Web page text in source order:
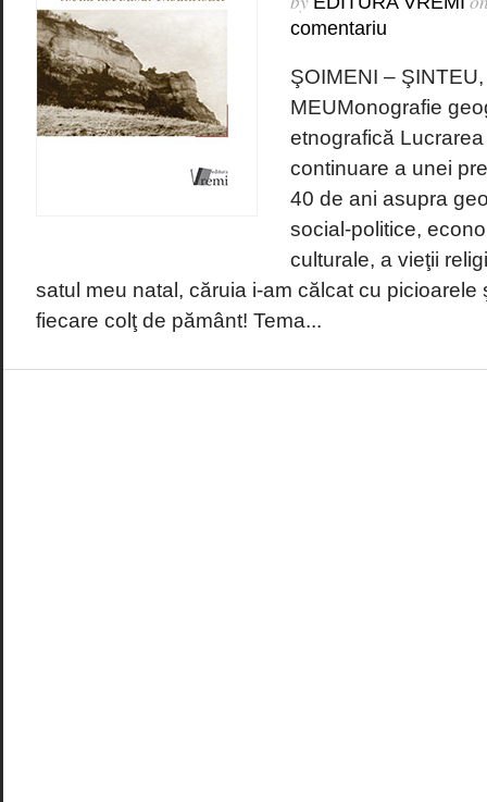
comentariu
ŞOIMENI –
MEUMonografie
etnografică
continuare a unei
40 de ani asupra
social-politice,
culturale, a vieţii
satul meu natal, căruia i-am călcat cu picioarele
fiecare colţ de pământ! Tema...